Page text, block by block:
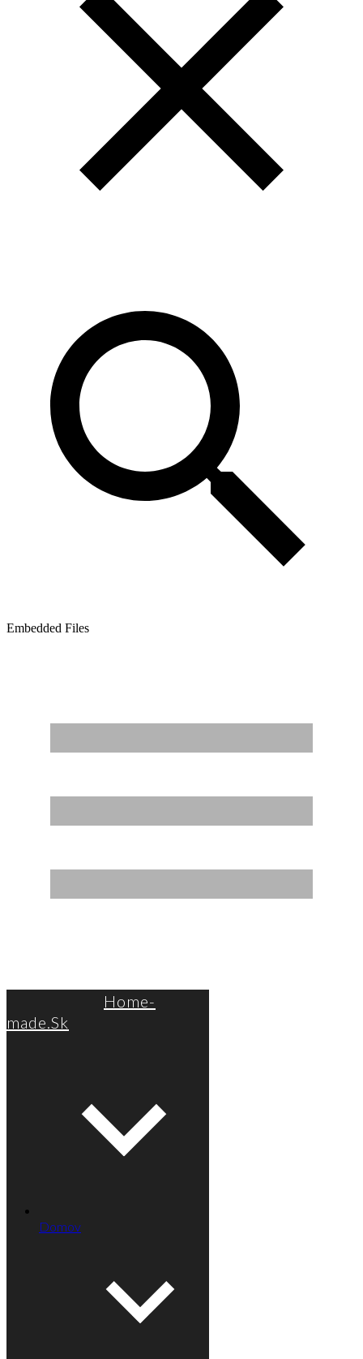
Embedded Files
Home-
made.Sk
Domov